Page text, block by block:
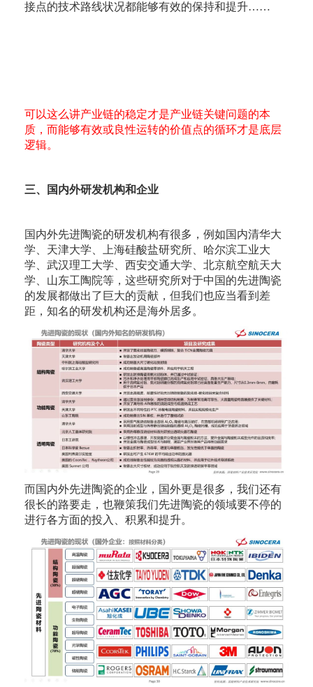
接点的技术路线状况都能够有效的保持和提升……
可以这么讲产业链的稳定才是产业链关键问题的本
质，而能够有效或良性运转的价值点的循环才是底层
逻辑。
三、国内外研发机构和企业
国内外先进陶瓷的研发机构有很多，例如国内清华大
学、天津大学、上海硅酸盐研究所、哈尔滨工业大
学、武汉理工大学、西安交通大学、北京航空航天大
学、山东工陶院等，这些研究所对于中国的先进陶瓷
的发展都做出了巨大的贡献，但我们也应当看到差
距，知名的研发机构还是海外居多。
而国内外先进陶瓷的企业，国外更是很多，我们还有
很长的路要走，也鞭策我们先进陶瓷的领域要不停的
进行各方面的投入、积累和提升。